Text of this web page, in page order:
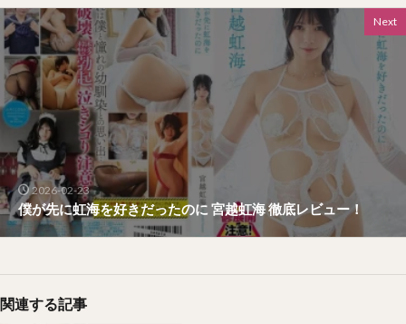
Next
2026-02-23
僕が先に虹海を好きだったのに 宮越虹海 徹底レビュー！
関連する記事